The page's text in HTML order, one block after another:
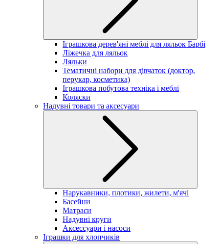
Іграшкова дерев'яні меблі для ляльок Барбі
Ліжечка для ляльок
Ляльки
Тематичні набори для дівчаток (доктор,
перукар, косметика)
Іграшкова побутова техніка і меблі
Коляски
Надувні товари та аксесуари
Нарукавники, плотики, жилети, м'ячі
Басейни
Матраси
Надувні круги
Аксессуари і насоси
Іграшки для хлопчиків